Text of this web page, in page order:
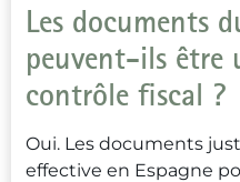
Les documents
peuvent-ils être
contrôle fiscal ?
Oui. Les documents
effective en Espagne